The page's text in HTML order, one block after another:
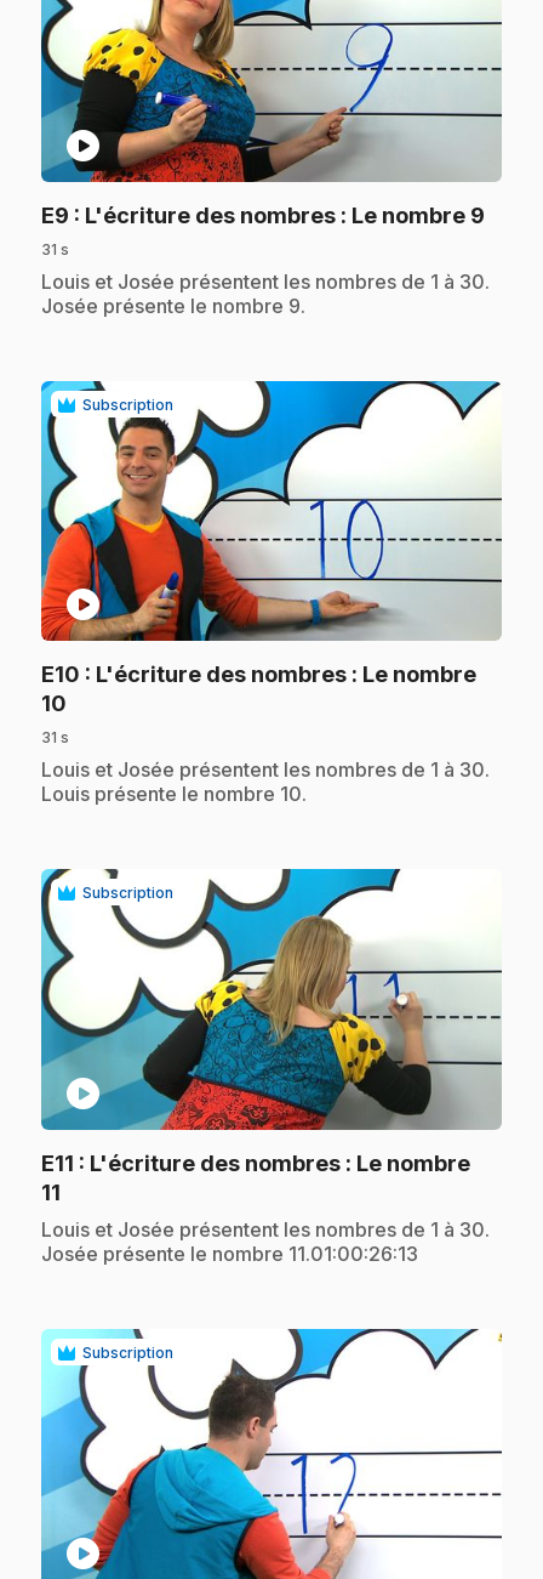
play_circle
E9 : L'écriture des nombres : Le nombre 9
31 s
.Louis et Josée présentent les nombres de 1 à 30.
Josée présente le nombre 9.
Subscription
play_circle
E10 : L'écriture des nombres : Le nombre
10
31 s
.Louis et Josée présentent les nombres de 1 à 30.
Louis présente le nombre 10.
Subscription
play_circle
E11 : L'écriture des nombres : Le nombre
11
.Louis et Josée présentent les nombres de 1 à 30.
Josée présente le nombre 11.01:00:26:13
Subscription
play_circle